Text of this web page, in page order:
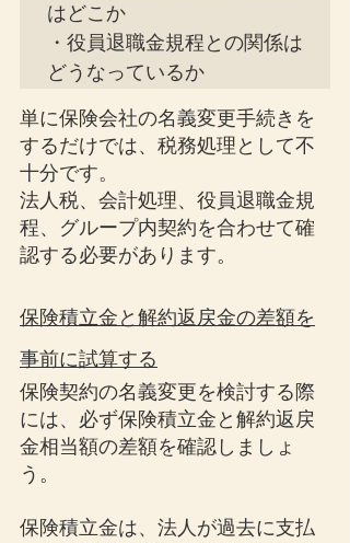
はどこか
・役員退職金規程との関係は
どうなっているか
単に保険会社の名義変更手続きを
するだけでは、税務処理として不
十分です。
法人税、会計処理、役員退職金規
程、グループ内契約を合わせて確
認する必要があります。
保険積立金と解約返戻金の差額を
事前に試算する
保険契約の名義変更を検討する際
には、必ず保険積立金と解約返戻
金相当額の差額を確認しましょ
う。
保険積立金は、法人が過去に支払